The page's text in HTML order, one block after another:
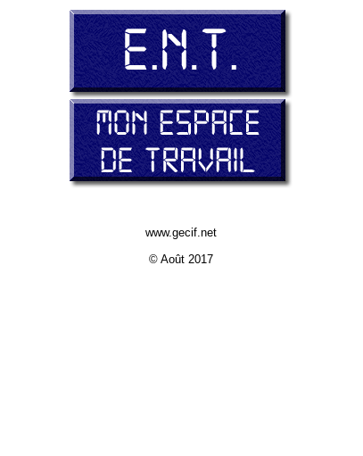
www.gecif.net
© Août 2017